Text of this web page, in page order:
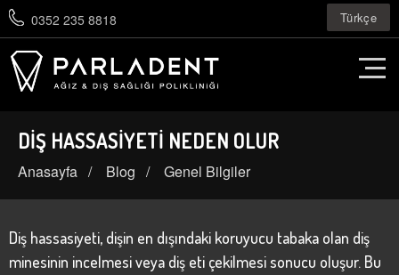
0352 235 8818 Türkçe
DIŞ HASSASIYETI NEDEN OLUR
Anasayfa Blog Genel Bilgiler
Diş hassasiyeti, dişin en dışındaki koruyucu tabaka olan diş
minesinin incelmesi veya diş eti çekilmesi sonucu oluşur. Bu